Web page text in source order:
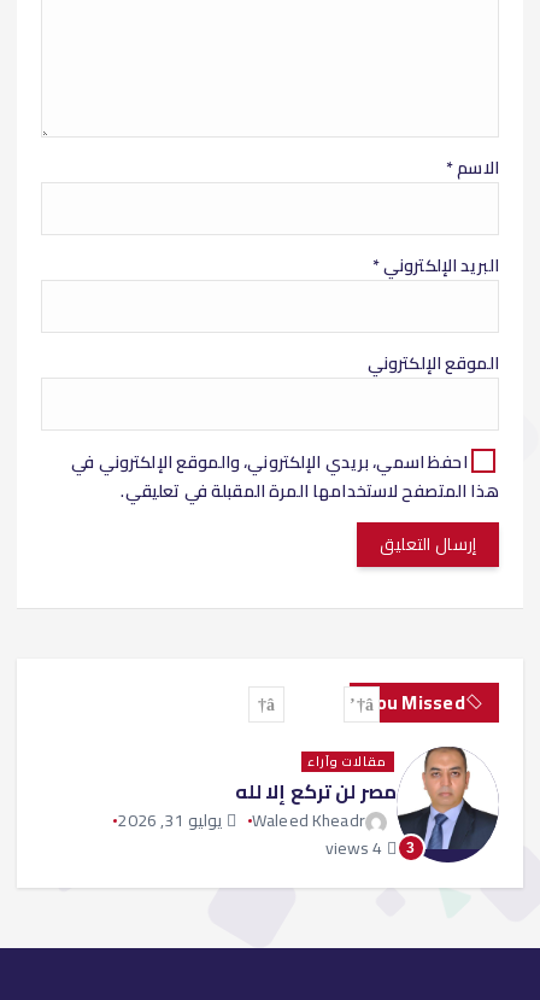
الاسم*
البريد الإلكتروني*
الموقع الإلكتروني
احفظ اسمي، بريدي الإلكتروني، والموقع الإلكتروني في
هذا المتصفح لاستخدامها المرة المقبلة في تعليقي.
You Missed
3
مقالات وآراء
‏مصر لن تركع إلا لله
Waleed Kheadr
يوليو 31, 2026